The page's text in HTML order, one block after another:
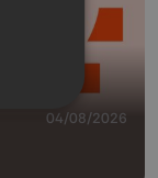
04/08/2026